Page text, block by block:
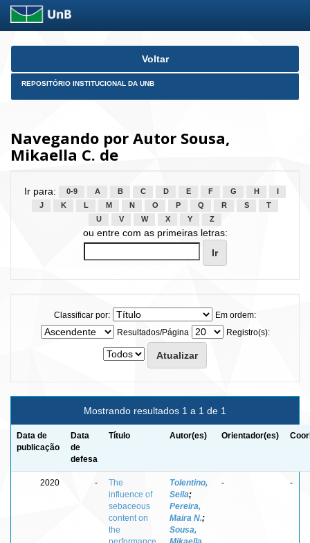
Skip
Voltar
REPOSITÓRIO INSTITUCIONAL DA UNB
Navegando por Autor Sousa,
Mikaella C. de
Ir para: 0-9 A B C D E F G H
J
K L M N O P Q R S
T
U
V W X Y Z
ou entre com as primeiras letras:
Classificar por:
Em ordem:
Resultados/Página
Registro(s):
Mostrando resultados 1 a 1 de 1
Data de
publicação
Data
de
defesa
Título Autor(es) Orientador(es)
2020 -
The
influence of
sebaceous
content on
the
Tolentino,
Seila;
Pereira,
Maira N.;
Sousa,
- -